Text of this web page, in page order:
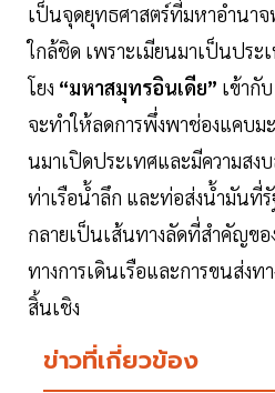
เป็นจุดยุทธศาสตร์ที่มหาอำนาจ
ใกล้ชิด เพราะเมียนมาเป็นประ
โยง “มหาสมุทรอินเดีย” เข้ากับ
จะทำให้ลดการพึ่งพาช่องแคบม
นมาเปิดประเทศและมีความสง
ท่าเรือน้ำลึก และท่อส่งน้ำมันที่
กลายเป็นเส้นทางลัดที่สำคัญขอ
ทางการเดินเรือและการขนส่งท
สิ้นเชิง
ข่าวที่เกี่ยวข้อง